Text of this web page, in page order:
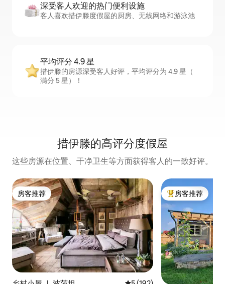
深受客人欢迎的热门便利设施
客人喜欢措伊滕度假屋的厨房、无线网络和游泳池
平均评分 4.9 星
措伊滕的房源深受客人好评，平均评分为 4.9 星（
满分 5 星）！
措伊滕的高评分度假屋
这些房源在位置、干净卫生等方面获得客人的一致好评。
房客推荐
房客推荐 热门「房客推荐」
房客推荐